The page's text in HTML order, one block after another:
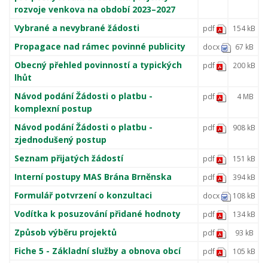
rozvoje venkova na období 2023–2027
Vybrané a nevybrané žádosti pdf 154 kB
Propagace nad rámec povinné publicity docx 67 kB
Obecný přehled povinností a typických
lhůt
pdf 200 kB
Návod podání Žádosti o platbu -
komplexní postup
pdf 4 MB
Návod podání Žádosti o platbu -
zjednodušený postup
pdf 908 kB
Seznam přijatých žádostí pdf 151 kB
Interní postupy MAS Brána Brněnska pdf 394 kB
Formulář potvrzení o konzultaci docx 108 kB
Vodítka k posuzování přidané hodnoty pdf 134 kB
Způsob výběru projektů pdf 93 kB
Fiche 5 - Základní služby a obnova obcí pdf 105 kB